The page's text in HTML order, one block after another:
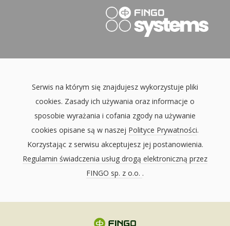
Serwis na którym się znajdujesz wykorzystuje pliki
cookies. Zasady ich używania oraz informacje o
sposobie wyrażania i cofania zgody na używanie
cookies opisane są w naszej Polityce Prywatności.
Korzystając z serwisu akceptujesz jej postanowienia.
Regulamin świadczenia usług drogą elektroniczną przez
FINGO sp. z o.o. .